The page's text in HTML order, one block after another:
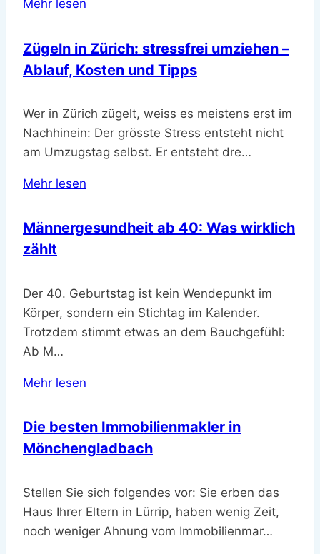
Mehr lesen
Zügeln in Zürich: stressfrei umziehen –
Ablauf, Kosten und Tipps
Wer in Zürich zügelt, weiss es meistens erst im
Nachhinein: Der grösste Stress entsteht nicht
am Umzugstag selbst. Er entsteht dre…
Mehr lesen
Männergesundheit ab 40: Was wirklich
zählt
Der 40. Geburtstag ist kein Wendepunkt im
Körper, sondern ein Stichtag im Kalender.
Trotzdem stimmt etwas an dem Bauchgefühl:
Ab M…
Mehr lesen
Die besten Immobilienmakler in
Mönchengladbach
Stellen Sie sich folgendes vor: Sie erben das
Haus Ihrer Eltern in Lürrip, haben wenig Zeit,
noch weniger Ahnung vom Immobilienmar…